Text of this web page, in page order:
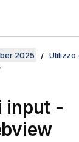
2025
Utilizzo
input -